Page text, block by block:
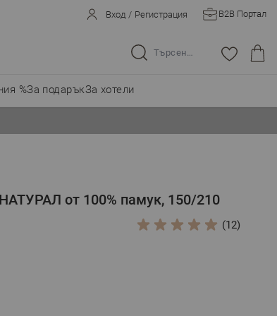
Вход / Регистрация B2B Портал
Търсене в целия магазин...
%За подаръкЗа хотели
от 100% памук, 150/210
(12)